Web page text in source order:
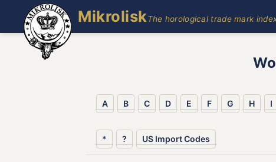
MikroliskThe horological trade mark
A B C D E F G H I
* ? US Import Codes